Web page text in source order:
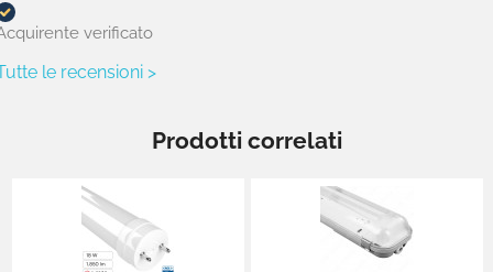
verificato
le recensioni >
Prodotti correlati